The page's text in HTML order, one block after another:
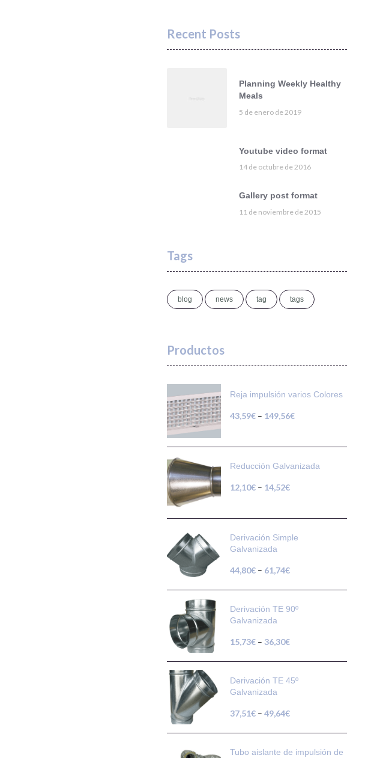
Recent Posts
Planning Weekly Healthy
Meals
5 de enero de 2019
Youtube video format
14 de octubre de 2016
Gallery post format
11 de noviembre de 2015
Tags
blog news tag tags
Productos
Reja impulsión varios Colores
43,59€ – 149,56€
Reducción Galvanizada
12,10€ – 14,52€
Derivación Simple
Galvanizada
44,80€ – 61,74€
Derivación TE 90º
Galvanizada
15,73€ – 36,30€
Derivación TE 45º
Galvanizada
37,51€ – 49,64€
Tubo aislante de impulsión de